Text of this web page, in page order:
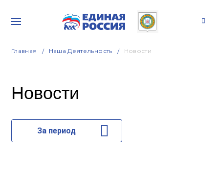
Главная Наша Деятельность Новости
Новости
За период